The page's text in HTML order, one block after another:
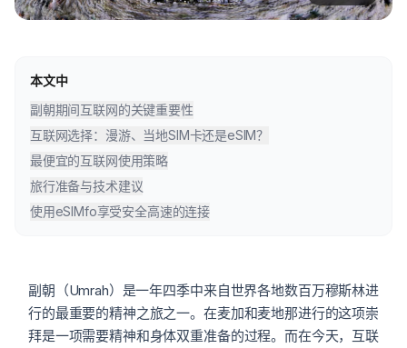
本文中
副朝期间互联网的关键重要性
互联网选择：漫游、当地SIM卡还是eSIM？
最便宜的互联网使用策略
旅行准备与技术建议
使用eSIMfo享受安全高速的连接
副朝（Umrah）是一年四季中来自世界各地数百万穆斯林进
行的最重要的精神之旅之一。在麦加和麦地那进行的这项崇
拜是一项需要精神和身体双重准备的过程。而在今天，互联